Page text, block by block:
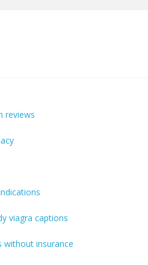
reviews
viagra captions
without insurance